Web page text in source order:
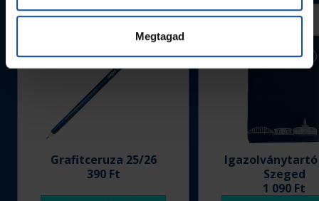
Megtagad
Grafitceruza 25/26
390 Ft
Szeged
1 090 Ft